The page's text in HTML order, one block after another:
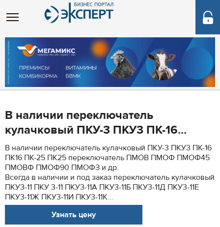
В наличии переключатель
кулачковый ПКУ-3 ПКУ3 ПК-16...
В наличии переключатель кулачковый ПКУ-3 ПКУ3 ПК-16
ПК16 ПК-25 ПК25 переключатель ПМОВ ПМОФ ПМОФ45
ПМОВФ ПМОФ90 ПМОФЗ и др.
Всегда в наличии и под заказ переключатель кулачковый
ПКУ3-11 ПКУ 3-11 ПКУ3-11А ПКУ3-11Б ПКУ3-11Д ПКУ3-11Е
ПКУ3-11Ж ПКУ3-11И ПКУ3-11К...
Узнать цену